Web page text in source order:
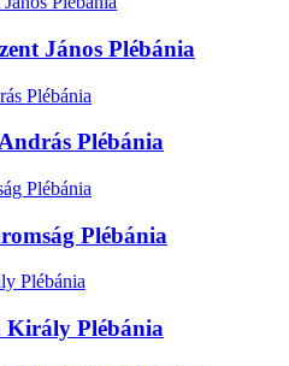
János Plébánia
Plébánia
Plébánia
Király Plébánia